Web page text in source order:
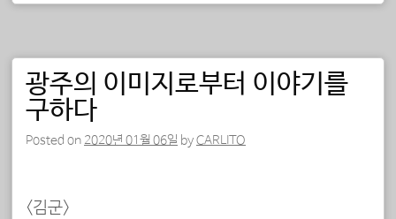
광주의 이미지로부터 이야기를
구하다
Posted on 2020년 01월 06일 byCARLITO
<김군>